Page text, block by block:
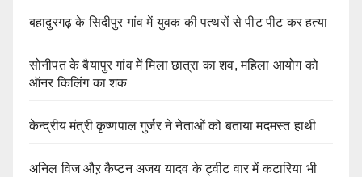
बहादुरगढ़ के सिदीपुर गांव में युवक की पत्थरों से पीट पीट कर हत्या
सोनीपत के बैयापुर गांव में मिला छात्रा का शव, महिला आयोग को
ऑनर किलिंग का शक
केन्द्रीय मंत्री कृष्णपाल गुर्जर ने नेताओं को बताया मदमस्त हाथी
अनिल विज औऱ कैप्टन अजय यादव के ट्वीट वार में कटारिया भी